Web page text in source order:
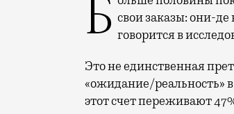
Больше половины покупателей маркетплейсов — а именно 56% — жалуются на свои заказы: они-де
говорится в
Это не единственная
«ожидание/реальность»
этот счет переживают